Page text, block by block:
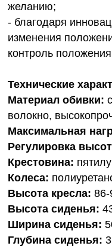
желанию;
- благодаря
изменения
контроль
Технические
Материал обивки:
волокно,
Максимальная
Регулировка
Крестовина:
Колеса:
Высота кресла:
Высота сиденья:
Ширина сиденья:
Глубина сиденья: